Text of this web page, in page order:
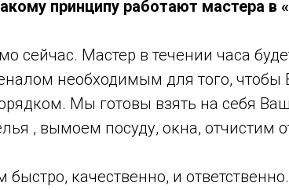
принципу работают мастера в
сейчас. Мастер в течении часа
необходимым для того, чтобы
Мы готовы взять на себя
, вымоем посуду, окна, отчистим
качественно, и